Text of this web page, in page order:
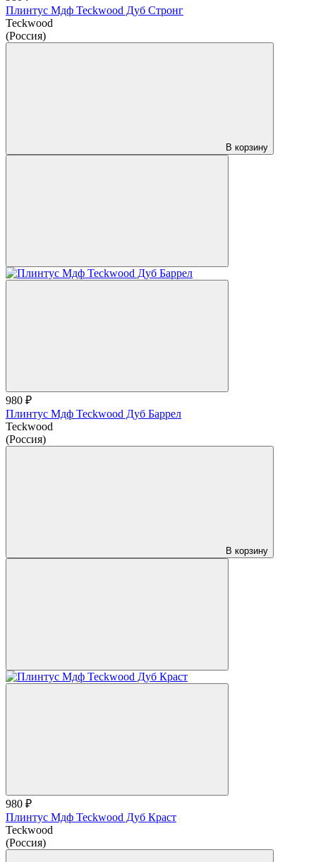
Плинтус Мдф Teckwood Дуб Стронг
Teckwood
(Россия)
В корзину
980 ₽
Плинтус Мдф Teckwood Дуб Баррел
Teckwood
(Россия)
В корзину
980 ₽
Плинтус Мдф Teckwood Дуб Краст
Teckwood
(Россия)